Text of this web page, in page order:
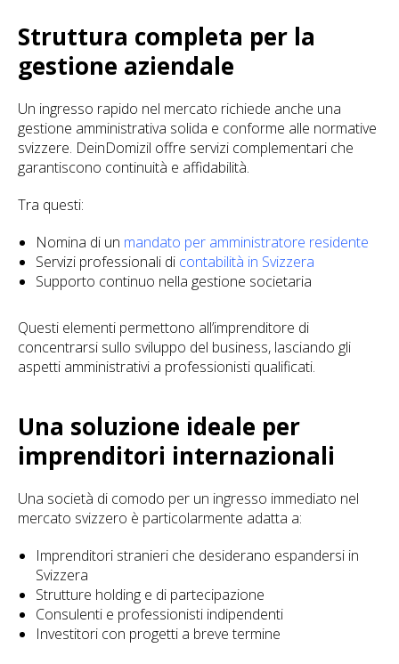
Struttura completa per la
gestione aziendale
Un ingresso rapido nel mercato richiede anche una
gestione amministrativa solida e conforme alle normative
svizzere. DeinDomizil offre servizi complementari che
garantiscono continuità e affidabilità.
Tra questi:
Nomina di un mandato per amministratore residente
Servizi professionali di contabilità in Svizzera
Supporto continuo nella gestione societaria
Questi elementi permettono all’imprenditore di
concentrarsi sullo sviluppo del business, lasciando gli
aspetti amministrativi a professionisti qualificati.
Una soluzione ideale per
imprenditori internazionali
Una società di comodo per un ingresso immediato nel
mercato svizzero è particolarmente adatta a:
Imprenditori stranieri che desiderano espandersi in
Svizzera
Strutture holding e di partecipazione
Consulenti e professionisti indipendenti
Investitori con progetti a breve termine